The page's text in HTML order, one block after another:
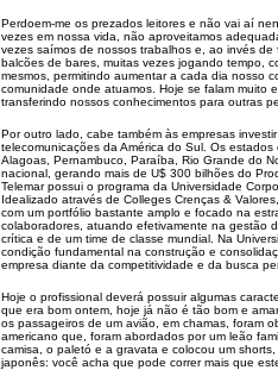
Perdoem-me os prezados leitores e não vai aí
vezes em nossa vida, não aproveitamos
vezes saímos de nossos trabalhos e, ao invés
balcões de bares, muitas vezes jogando tempo,
mesmos, permitindo aumentar a cada dia nosso
comunidade onde atuamos. Hoje se falam muito
transferindo nossos conhecimentos para outras
Por outro lado, cabe também às empresas
telecomunicações da América do Sul. Os
Alagoas, Pernambuco, Paraíba, Rio Grande do
nacional, gerando mais de U$ 300 bilhões do
Telemar possui o programa da Universidade
Idealizado através de Colleges Crenças &
com um portfólio bastante amplo e focado na
colaboradores, atuando efetivamente na gestão
crítica e de um time de classe mundial. Na
condição fundamental na construção e
empresa diante da competitividade e da busca
Hoje o profissional deverá possuir algumas
que era bom ontem, hoje já não é tão bom e
os passageiros de um avião, em chamas, foram
americano que, foram abordados por um leão
camisa, o paletó e a gravata e colocou um
japonês: você acha que pode correr mais que